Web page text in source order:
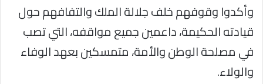
وأكدوا وقوفهم خلف جلالة الملك والتفافهم حول
قيادته الحكيمة، داعمين جميع مواقفه، التي تصب
في مصلحة الوطن والأمة، متمسكين بعهد الوفاء
والولاء.